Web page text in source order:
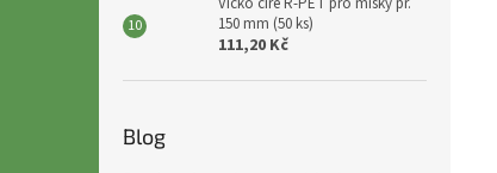
150 mm (50 ks)
111,20 Kč
Blog